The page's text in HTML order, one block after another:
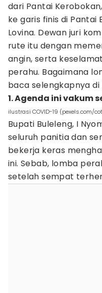
dari Pantai
ke garis finis di Pantai
Lovina. Dewan juri
rute itu dengan
angin, serta
perahu. Bagaimana
baca selengkapnya di
1. Agenda ini vakum
ilustrasi COVID-19 (pexels.com/
Bupati Buleleng, I
seluruh panitia dan
bekerja keras
ini. Sebab, lomba
setelah sempat